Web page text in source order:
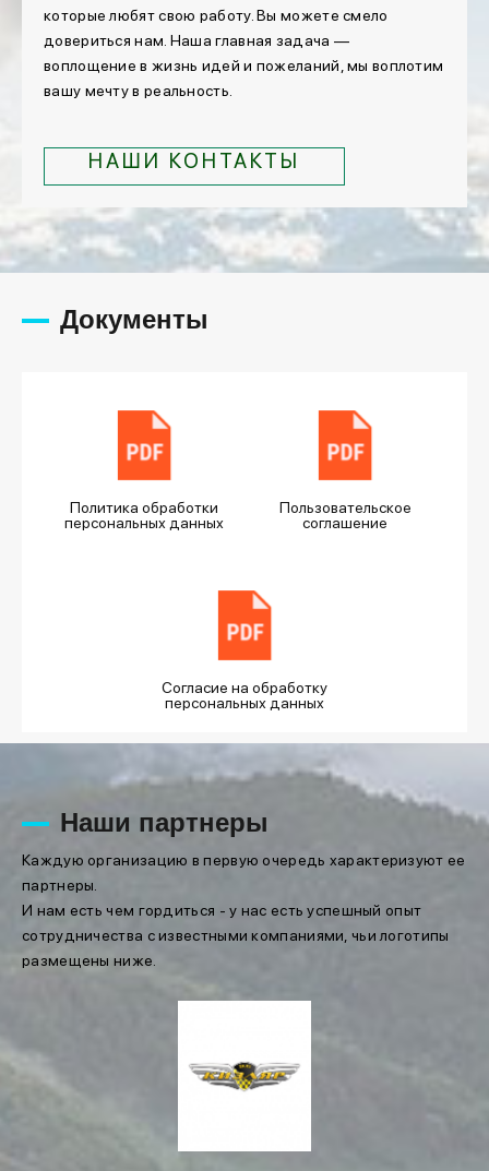
которые любят свою работу. Вы можете смело
довериться нам. Наша главная задача —
воплощение в жизнь идей и пожеланий, мы воплотим
вашу мечту в реальность.
НАШИ КОНТАКТЫ
Документы
Политика обработки
персональных данных
Пользовательское
соглашение
Согласие на обработку
персональных данных
Наши партнеры
Каждую организацию в первую очередь характеризуют ее
партнеры.
И нам есть чем гордиться - у нас есть успешный опыт
сотрудничества с известными компаниями, чьи логотипы
размещены ниже.